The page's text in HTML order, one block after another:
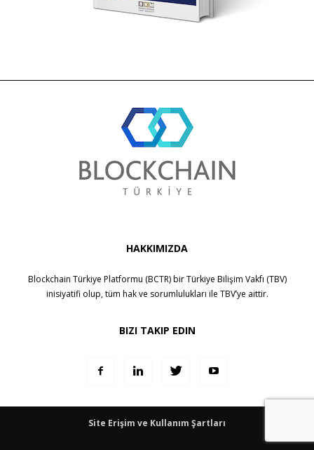
HAKKIMIZDA
Blockchain Türkiye Platformu (BCTR) birTürkiye Bilişim Vakfı (TBV)
inisiyatifi olup, tüm hak ve sorumlulukları ile TBV’ye aittir.
BIZI TAKIP EDIN
Site Erişim ve Kullanım Şartları